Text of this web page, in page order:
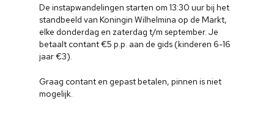
De instapwandelingen starten om 13:30 uur bij het
standbeeld van Koningin Wilhelmina op de Markt,
elke donderdag en zaterdag t/m september. Je
betaalt contant €5 p.p. aan de gids (kinderen 6-16
jaar €3).
Graag contant en gepast betalen, pinnen is niet
mogelijk.